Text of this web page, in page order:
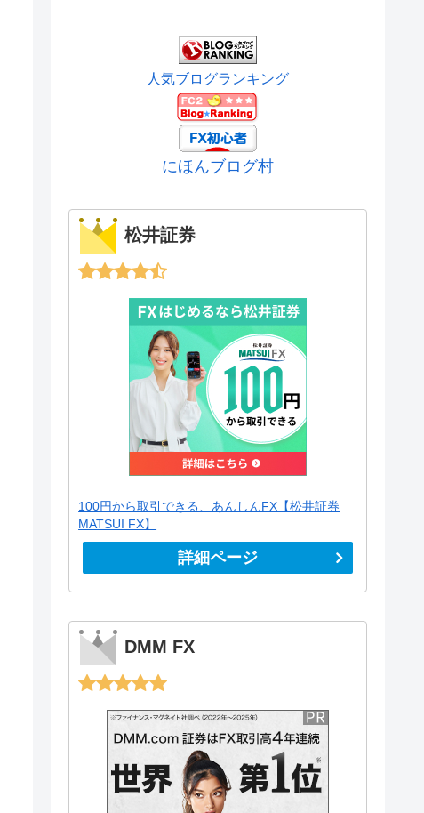
人気ブログランキング
にほんブログ村
松井証券
100円から取引できる、あんしんFX【松井証券
MATSUI FX】
詳細ページ
DMM FX